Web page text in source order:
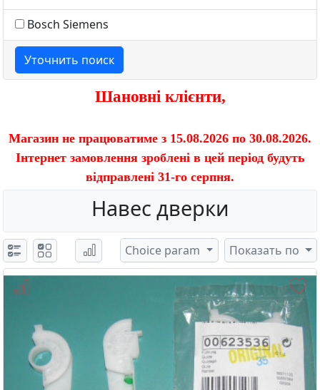
Bosch Siemens
Уточнить поиск
Шановні клієнти,
Магазин не працюватиме з 15.08.2026 по 30.08.2026.
Інтернет замовлення зроблені в цей період будуть
відправлені 31-го серпня.
Навес дверки
Choice param Показать по